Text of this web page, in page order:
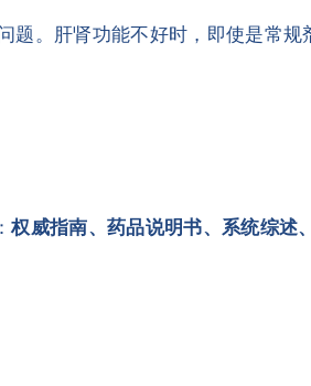
题。肝肾功能不好时，即使是常
权威指南、药品说明书、系统综述